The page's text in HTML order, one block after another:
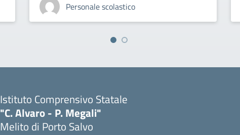
Personale scolastico
Istituto Comprensivo Statale
"C. Alvaro - P. Megali"
Melito di Porto Salvo